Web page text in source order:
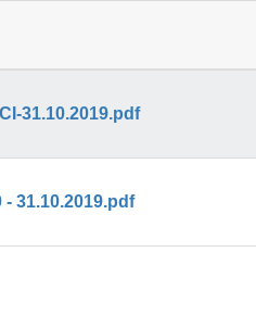
31.10.2019.pdf
31.10.2019.pdf